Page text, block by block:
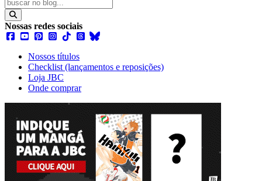
Nossas redes sociais
Nossos títulos
Checklist (lançamentos e reposições)
Loja JBC
Onde comprar